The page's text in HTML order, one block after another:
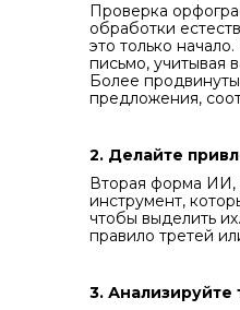
Проверка
обработки
это только
письмо, учитывая
Более
предложения,
2. Делайте
Вторая форма ИИ,
инструмент,
чтобы выделить
правило третей
3. Анализируйте